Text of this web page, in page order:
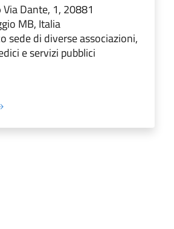
Via Dante, 1, 20881
MB, Italia
sede di diverse associazioni,
e servizi pubblici